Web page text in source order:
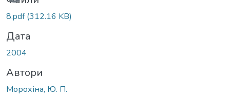
8.pdf(312.16 KB)
Дата
2004
Автори
Морохіна, Ю. П.